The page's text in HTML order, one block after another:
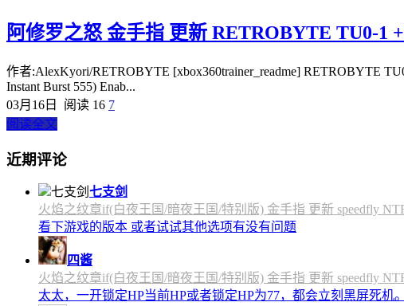
阿修罗之怒 金手指 更新 RETROBYTE TU0-1
作者:AlexKyori/RETROBYTE [xbox360trainer_readme] RETROBYTE
Instant Burst 555) Enab...
03月16日
阅读 16 7
阅读全文
近期评论
七支剑
火焰之纹章if(白夜王国/暗夜王国/特别版) 金手指 更新 speedfly
看下游戏的版本 或者试试其他选项有没有问题
四酱
火焰之纹章if(白夜王国/暗夜王国/特别版) 金手指 更新 speedfly
太太，一开锁定HP当前HP或者锁定HP为77，都会立刻黑屏死